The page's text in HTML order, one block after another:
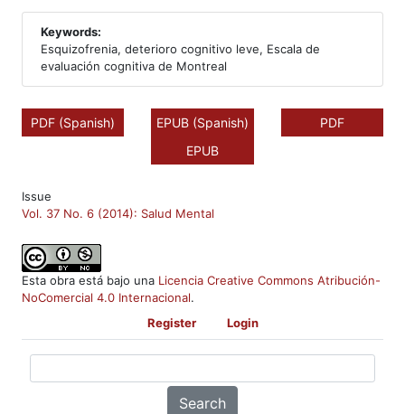
Keywords:
Esquizofrenia, deterioro cognitivo leve, Escala de
evaluación cognitiva de Montreal
PDF (Spanish) EPUB (Spanish)
PDF
EPUB
Issue
Vol. 37 No. 6 (2014): Salud Mental
Esta obra está bajo una Licencia Creative Commons Atribución-
NoComercial 4.0 Internacional.
Register
Login
Search